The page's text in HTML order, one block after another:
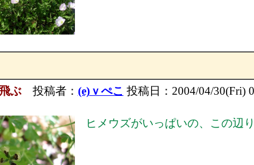
ぶ投稿者： (e)ｖぺこ 投稿日：2004/04/30(Fri)
ヒメウズがいっぱいの、この辺